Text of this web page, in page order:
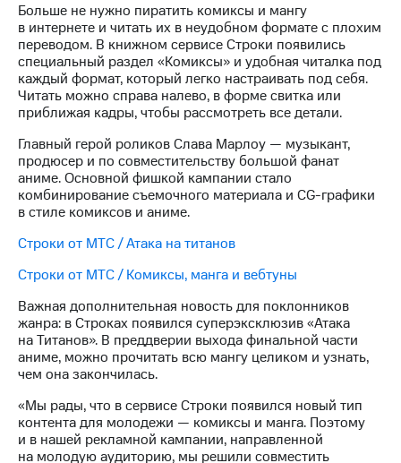
Интервью
Финансовая
отчетность
Контакты
Новости
в
регионе
и акционерам
Корпоративное
управление
секретарь
Раскрытие
информации
Информация
акционерам
ПАО
"МТС"
Собрания
акционеров
Больше не нужно пиратить комиксы и мангу
в интернете и читать их в неудобном формате с плохим
переводом. В книжном сервисе Строки появились
специальный раздел «Комиксы» и удобная читалка под
каждый формат, который легко настраивать под себя.
Читать можно справа налево, в форме свитка или
приближая кадры, чтобы рассмотреть все детали.
Главный герой роликов Слава Марлоу — музыкант,
продюсер и по совместительству большой фанат
аниме. Основной фишкой кампании стало
комбинирование съемочного материала и CG-графики
в стиле комиксов и аниме.
Строки от МТС / Атака на титанов
Строки от МТС / Комиксы, манга и вебтуны
Важная дополнительная новость для поклонников
жанра: в Строках появился суперэксклюзив «Атака
на Титанов». В преддверии выхода финальной части
аниме, можно прочитать всю мангу целиком и узнать,
чем она закончилась.
«Мы рады, что в сервисе Строки появился новый тип
контента для молодежи — комиксы и манга. Поэтому
и в нашей рекламной кампании, направленной
на молодую аудиторию, мы решили совместить